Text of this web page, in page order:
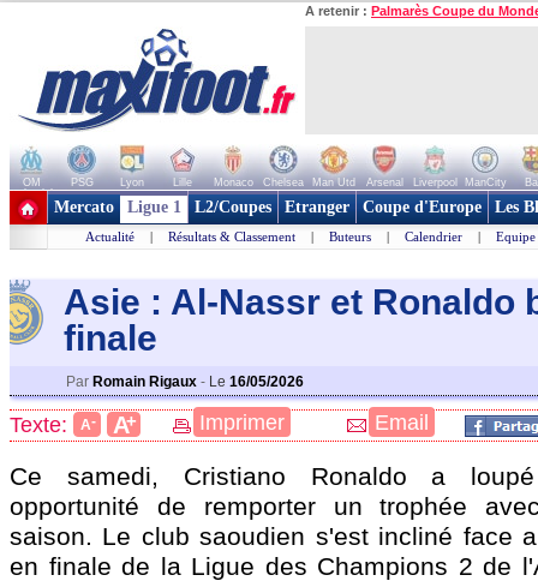
A retenir : Palmarès Coupe du
OM PSG Lyon Lille Monaco Chelsea Man Utd Arsenal Liverpool ManCity
+ de clubs
Mercato Ligue 1 L2/Coupes Etranger Coupe d'Europe Les
Actualité | Résultats & Classement | Buteurs | Calendrier | Equipe
Asie : Al-Nassr et Ronaldo
finale
Par Romain Rigaux - Le 16/05/2026
Texte: A- A+ Imprimer Email
Ce samedi, Cristiano Ronaldo a
opportunité de remporter un trophée
saison. Le club saoudien s'est incliné face
en finale de la Ligue des Champions 2 de